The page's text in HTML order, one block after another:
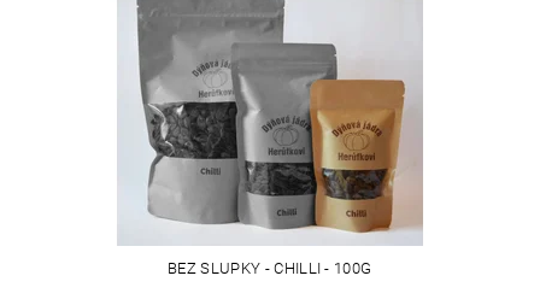
BEZ SLUPKY - CHILLI - 100G